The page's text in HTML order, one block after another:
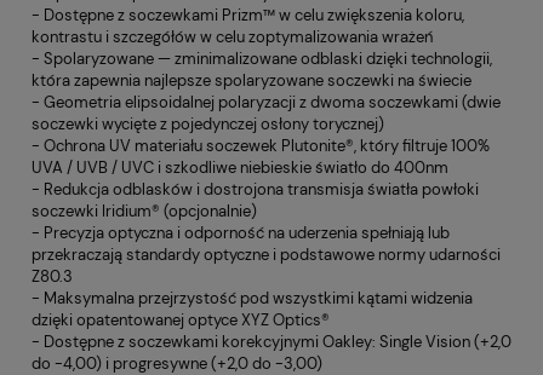
- Dostępne z soczewkami Prizm™ w celu zwiększenia koloru,
kontrastu i szczegółów w celu zoptymalizowania wrażeń
- Spolaryzowane — zminimalizowane odblaski dzięki technologii,
która zapewnia najlepsze spolaryzowane soczewki na świecie
- Geometria elipsoidalnej polaryzacji z dwoma soczewkami (dwie
soczewki wycięte z pojedynczej osłony torycznej)
- Ochrona UV materiału soczewek Plutonite®, który filtruje 100%
UVA / UVB / UVC i szkodliwe niebieskie światło do 400nm
- Redukcja odblasków i dostrojona transmisja światła powłoki
soczewki Iridium® (opcjonalnie)
- Precyzja optyczna i odporność na uderzenia spełniają lub
przekraczają standardy optyczne i podstawowe normy udarności
Z80.3
- Maksymalna przejrzystość pod wszystkimi kątami widzenia
dzięki opatentowanej optyce XYZ Optics®
- Dostępne z soczewkami korekcyjnymi Oakley: Single Vision (+2,0
do -4,00) i progresywne (+2,0 do -3,00)